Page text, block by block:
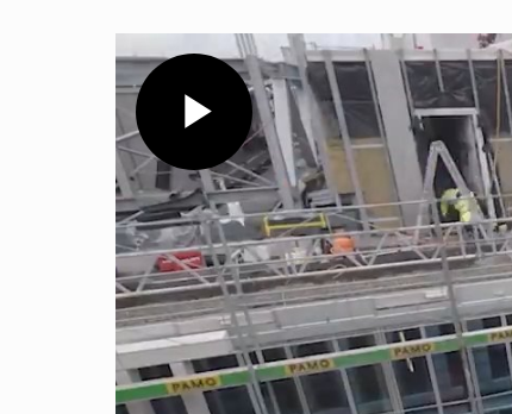
Play
Video